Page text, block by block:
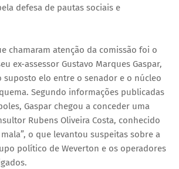
defesa de pautas sociais e
chamaram atenção da comissão foi o
ex-assessor Gustavo Marques Gaspar,
suposto elo entre o senador e o núcleo
Segundo informações publicadas
Gaspar chegou a conceder uma
Rubens Oliveira Costa, conhecido
o que levantou suspeitas sobre a
político de Weverton e os operadores